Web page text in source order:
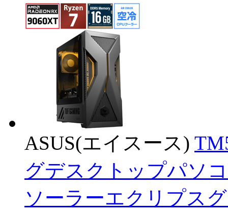
ASUS(エイスース)
グデスクトップパソ
ソーラーエクリプス